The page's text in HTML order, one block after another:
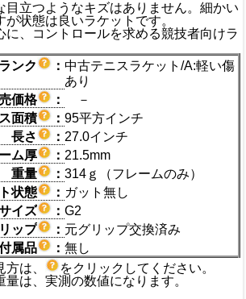
目立つようなキズはありません。細かい
状態は良いラケットです。
に、コントロールを求める競技者向けラ
ンク
： 中古テニスラケット/A:軽い傷
あり
価格
：
－
面積
： 95平方インチ
長さ
： 27.0インチ
ム厚
： 21.5mm
重量
： 314ｇ（フレームのみ）
状態
： ガット無し
イズ
： G2
ップ
： 元グリップ交換済み
属品
： 無し
は、
をクリックしてください。
は、実測の数値になります。